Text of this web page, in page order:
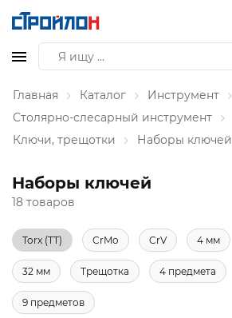
Главная Каталог
Инструмент
Столярно-слесарный инструмент
Ключи, трещотки
Наборы ключей
Наборы ключей
18 товаров
Torx (TT) CrMo CrV 4 мм
32 мм Трещотка 4 предмета
9 предметов